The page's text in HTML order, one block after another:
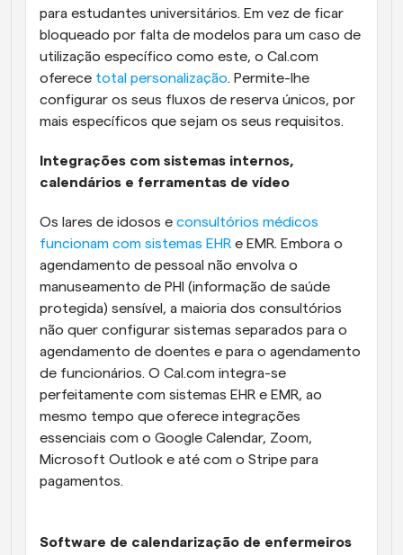
para estudantes universitários. Em vez de ficar
bloqueado por falta de modelos para um caso de
utilização específico como este, o Cal.com
oferece total personalização. Permite-lhe
configurar os seus fluxos de reserva únicos, por
mais específicos que sejam os seus requisitos.
Integrações com sistemas internos,
calendários e ferramentas de vídeo
Os lares de idosos e consultórios médicos
funcionam com sistemas EHR e EMR. Embora o
agendamento de pessoal não envolva o
manuseamento de PHI (informação de saúde
protegida) sensível, a maioria dos consultórios
não quer configurar sistemas separados para o
agendamento de doentes e para o agendamento
de funcionários. O Cal.com integra-se
perfeitamente com sistemas EHR e EMR, ao
mesmo tempo que oferece integrações
essenciais com o Google Calendar, Zoom,
Microsoft Outlook e até com o Stripe para
pagamentos.
Software de calendarização de enfermeiros